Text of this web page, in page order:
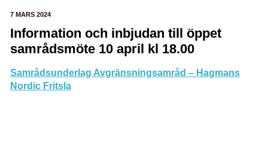
7 MARS 2024
Information och inbjudan till öppet
samrådsmöte 10 april kl 18.00
Samrådsunderlag Avgränsningsamråd – Hagmans
Nordic Fritsla